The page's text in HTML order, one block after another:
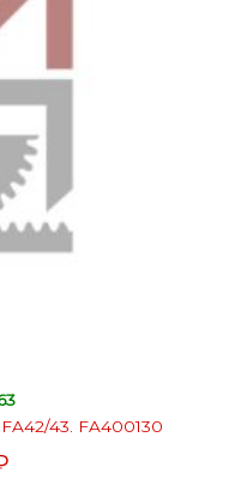
43. FA400130